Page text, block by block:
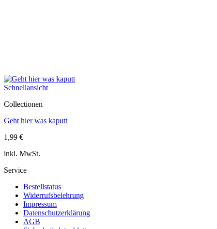
Schnellansicht
Collectionen
Geht hier was kaputt
1,99 €
inkl. MwSt.
Service
Bestellstatus
Widerrufsbelehrung
Impressum
Datenschutzerklärung
AGB